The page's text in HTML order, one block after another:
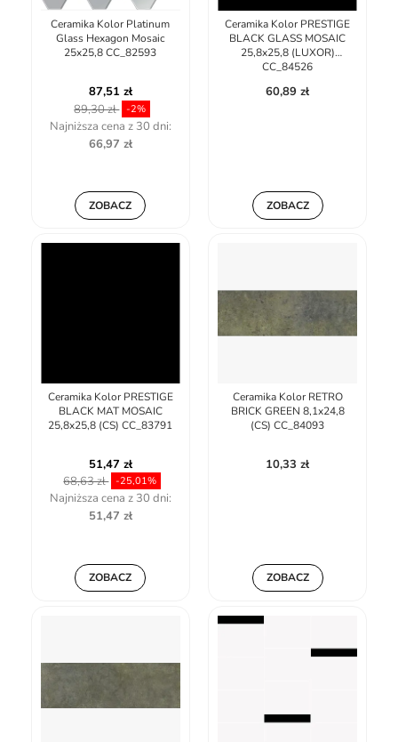
Ceramika Kolor Platinum
Glass Hexagon Mosaic
25x25,8 CC_82593
87,51 zł
89,30 zł -2%
Najniższa cena z 30 dni:
66,97 zł
ZOBACZ
Ceramika Kolor PRESTIGE
BLACK GLASS MOSAIC
25,8x25,8 (LUXOR)
CC_84526
60,89 zł
ZOBACZ
Ceramika Kolor PRESTIGE
BLACK MAT MOSAIC
25,8x25,8 (CS) CC_83791
51,47 zł
68,63 zł -25,01%
Najniższa cena z 30 dni:
51,47 zł
ZOBACZ
Ceramika Kolor RETRO
BRICK GREEN 8,1x24,8
(CS) CC_84093
10,33 zł
ZOBACZ